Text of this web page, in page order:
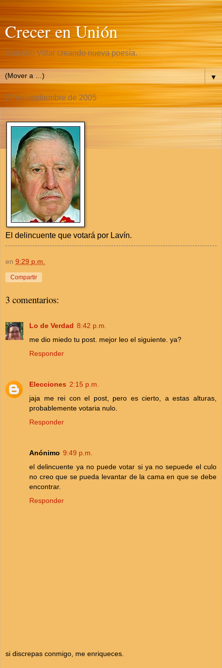
Crecer en Unión
Gonzalo Villar creando nueva poesía.
▼
27 de septiembre de 2005
El delincuente que votará por Lavín.
en 9:29 p.m.
Compartir
3 comentarios:
Lo de Verdad 8:42 p.m.
me dio miedo tu post. mejor leo el siguiente. ya?
Responder
Elecciones 2:15 p.m.
jaja me rei con el post, pero es cierto, a estas alturas,
probablemente votaria nulo.
Responder
Anónimo 9:49 p.m.
el delincuente ya no puede votar si ya no sepuede el culo
no creo que se pueda levantar de la cama en que se debe
encontrar.
Responder
si discrepas conmigo, me enriqueces.